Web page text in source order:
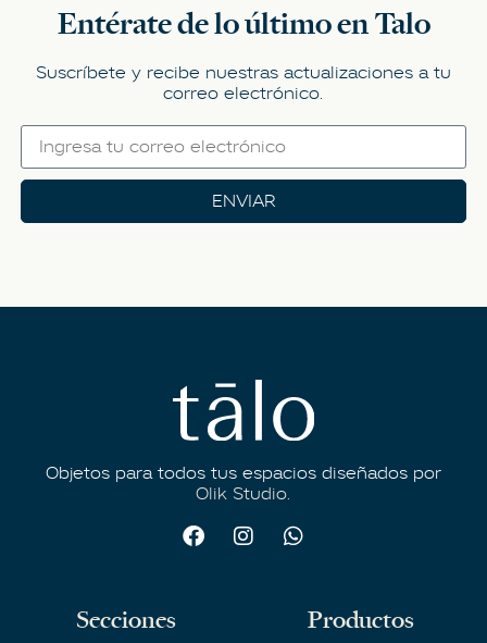
Entérate de lo último en Talo
Suscríbete y recibe nuestras actualizaciones a tu
correo electrónico.
ENVIAR
Objetos para todos tus espacios diseñados por
Olik Studio.
Secciones Productos